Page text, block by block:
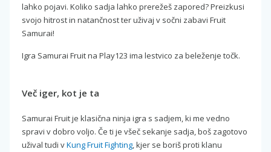
lahko pojavi. Koliko sadja lahko prerežeš zapored? Preizkusi
svojo hitrost in natančnost ter uživaj v sočni zabavi Fruit
Samurai!
Igra Samurai Fruit na Play123 ima lestvico za beleženje točk.
Več iger, kot je ta
Samurai Fruit je klasična ninja igra s sadjem, ki me vedno
spravi v dobro voljo. Če ti je všeč sekanje sadja, boš zagotovo
užival tudi vKung Fruit Fighting, kjer se boriš proti klanu